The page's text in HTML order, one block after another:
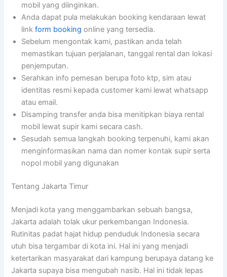
mobil yang diinginkan.
Anda dapat pula melakukan booking kendaraan lewat
linkform booking online yang tersedia.
Sebelum mengontak kami, pastikan anda telah
memastikan tujuan perjalanan, tanggal rental dan lokasi
penjemputan.
Serahkan info pemesan berupa foto ktp, sim atau
identitas resmi kepada customer kami lewat whatsapp
atau email.
Disamping transfer anda bisa menitipkan biaya rental
mobil lewat supir kami secara cash.
Sesudah semua langkah booking terpenuhi, kami akan
menginformasikan nama dan nomer kontak supir serta
nopol mobil yang digunakan
Tentang Jakarta Timur
Menjadi kota yang menggambarkan sebuah bangsa,
Jakarta adalah tolak ukur perkembangan Indonesia.
Rutinitas padat hajat hidup penduduk Indonesia secara
utuh bisa tergambar di kota ini. Hal ini yang menjadi
ketertarikan masyarakat dari kampung berupaya datang ke
Jakarta supaya bisa mengubah nasib. Hal ini tidak lepas